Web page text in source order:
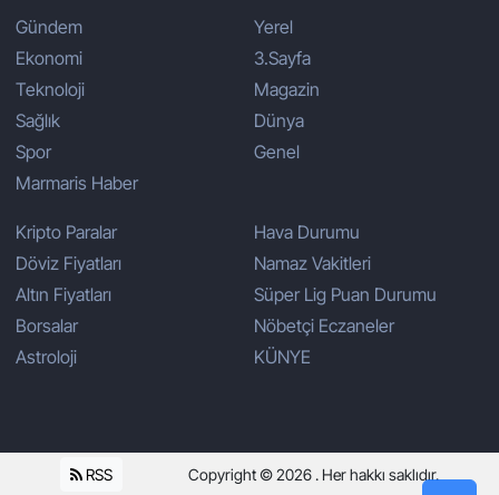
Gündem
Ekonomi
Teknoloji
Sağlık
Spor
Marmaris Haber
Yerel
3.Sayfa
Magazin
Dünya
Genel
Kripto Paralar
Döviz Fiyatları
Altın Fiyatları
Borsalar
Astroloji
Hava Durumu
Namaz Vakitleri
Süper Lig Puan Durumu
Nöbetçi Eczaneler
KÜNYE
RSS Copyright © 2026 . Her hakkı saklıdır.